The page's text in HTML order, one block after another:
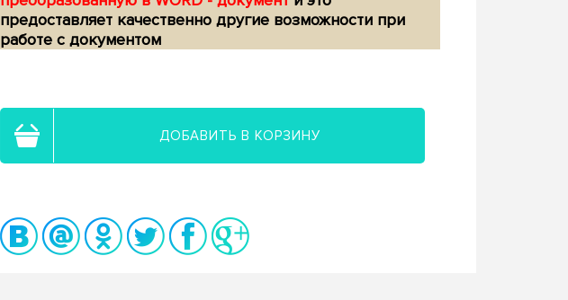
предоставляет качественно другие возможности при
работе с документом
ДОБАВИТЬ В КОРЗИНУ